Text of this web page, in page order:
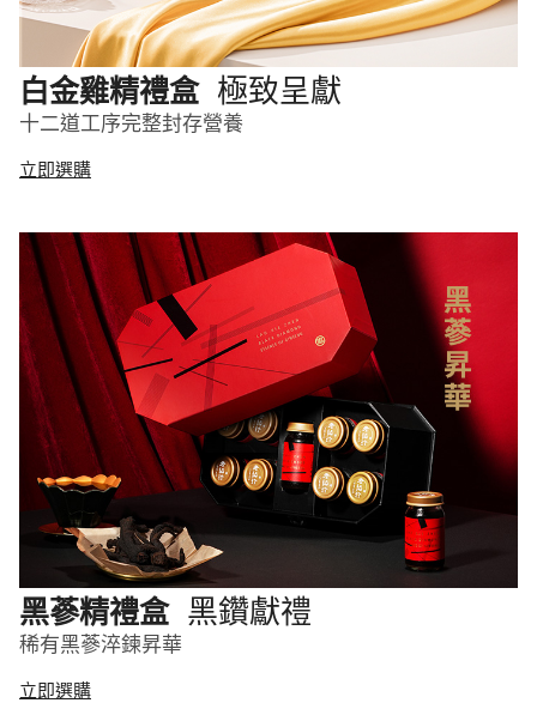
白金雞精禮盒 極致呈獻
十二道工序完整封存營養
立即選購
黑蔘精禮盒 黑鑽獻禮
稀有黑蔘淬鍊昇華
立即選購